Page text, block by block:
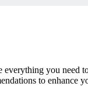
you need
to enhance